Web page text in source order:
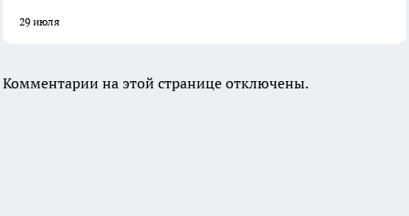
29 июля
Комментарии на этой странице отключены.